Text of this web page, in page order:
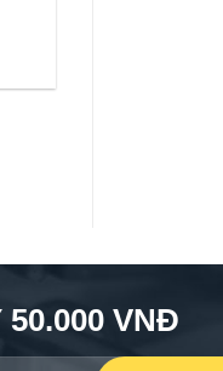
VNĐ